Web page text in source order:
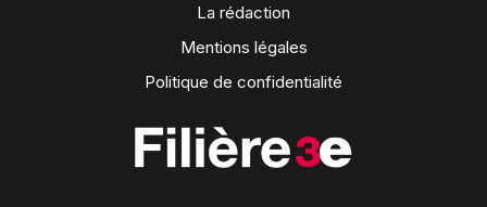
La rédaction
Mentions légales
Politique de confidentialité